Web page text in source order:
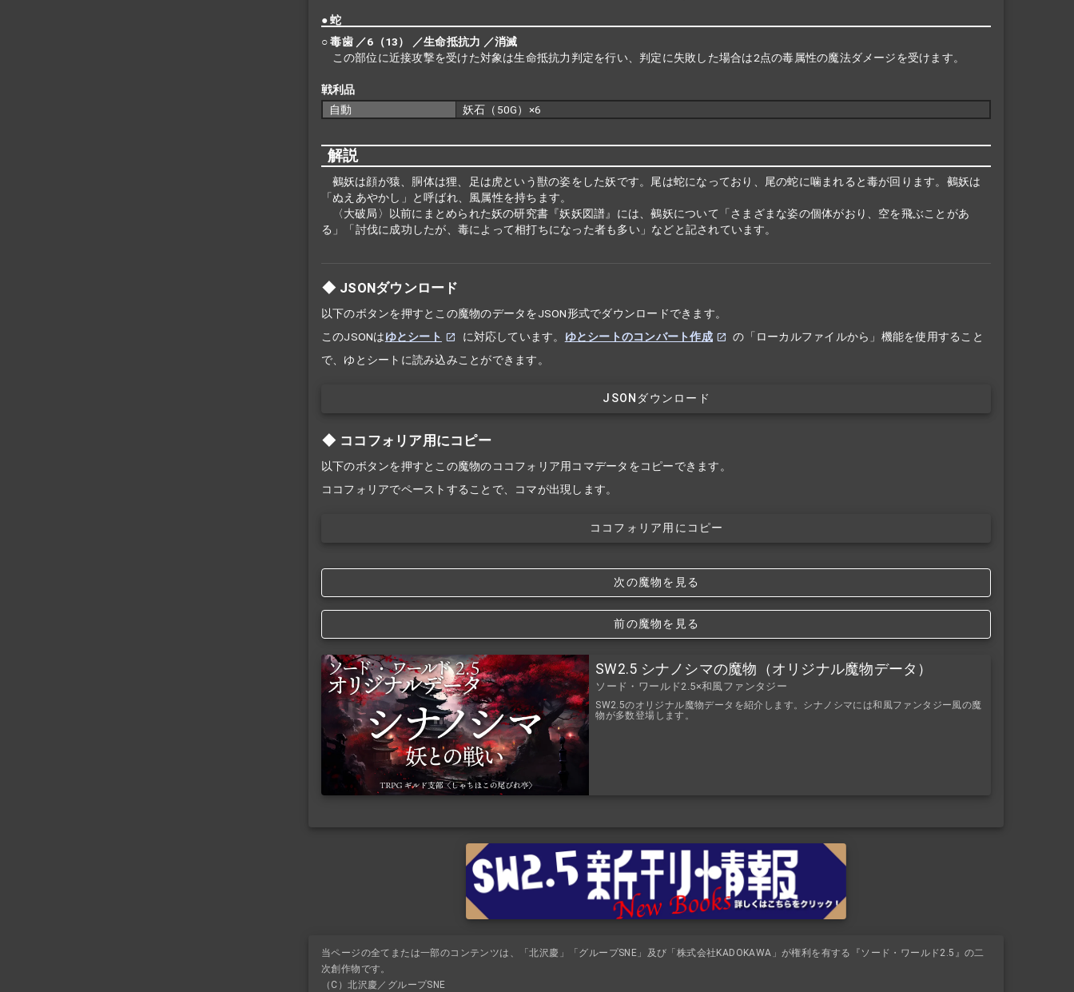
● 蛇
○ 毒歯 ／6（13） ／生命抵抗力 ／消滅
この部位に近接攻撃を受けた対象は生命抵抗力判定を行い、判定に失敗した場合は2点の毒属性の魔法ダメージを受けます。
戦利品
自動
妖石（50G）×6
解説
鵺妖は顔が猿、胴体は狸、足は虎という獣の姿をした妖です。尾は蛇になっており、尾の蛇に噛まれると毒が回ります。鵺妖は
「ぬえあやかし」と呼ばれ、風属性を持ちます。
〈大破局〉以前にまとめられた妖の研究書『妖妖図譜』には、鵺妖について「さまざまな姿の個体がおり、空を飛ぶことがあ
る」「討伐に成功したが、毒によって相打ちになった者も多い」などと記されています。
JSONダウンロード
以下のボタンを押すとこの魔物のデータをJSON形式でダウンロードできます。
このJSONはゆとシート に対応しています。 ゆとシートのコンバート作成
の「ローカルファイルから」機能を使用すること
で、ゆとシートに読み込みことができます。
JSONダウンロード
ココフォリア用にコピー
以下のボタンを押すとこの魔物のココフォリア用コマデータをコピーできます。
ココフォリアでペーストすることで、コマが出現します。
ココフォリア用にコピー
次の魔物を見る
前の魔物を見る
SW2.5 シナノシマの魔物（オリジナル魔物データ）
ソード・ワールド2.5×和風ファンタジー
SW2.5のオリジナル魔物データを紹介します。シナノシマには和風ファンタジー風の魔
物が多数登場します。
当ページの全てまたは一部のコンテンツは、「北沢慶」「グループSNE」及び「株式会社KADOKAWA」が権利を有する『ソード・ワールド2.5』の二
次創作物です。
（C）北沢慶／グループSNE